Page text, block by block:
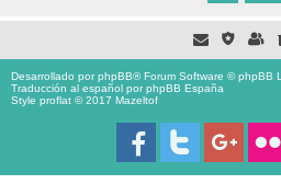
Desarrollado porphpBB® Forum Software © phpBB
Traducción al español porphpBB España
Style proflat © 2017 Mazeltof